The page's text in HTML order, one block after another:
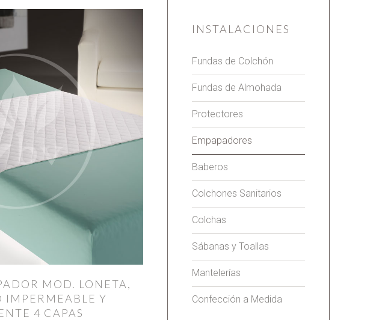
MOD. LONETA,
IMPERMEABLE Y
4 CAPAS
INSTALACIONES
Fundas de Colchón
Fundas de Almohada
Protectores
Empapadores
Baberos
Colchones Sanitarios
Colchas
Sábanas y Toallas
Mantelerías
Confección a Medida